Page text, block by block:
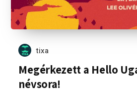
tixa
Megérkezett a Hello
névsora!